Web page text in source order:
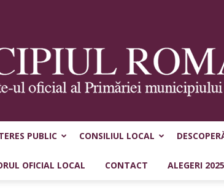
Municipiul
PUBLIC CONSILIUL LOCAL
OFICIAL LOCAL CONTACT ALEGERI 2025